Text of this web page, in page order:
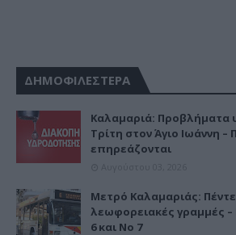
ΔΗΜΟΦΙΛΕΣΤΕΡΑ
Καλαμαριά: Προβλήματα
Τρίτη στον Άγιο Ιωάννη –
επηρεάζονται
Μετρό Καλαμαριάς: Πέντε
λεωφορειακές γραμμές –
6 και Νο 7